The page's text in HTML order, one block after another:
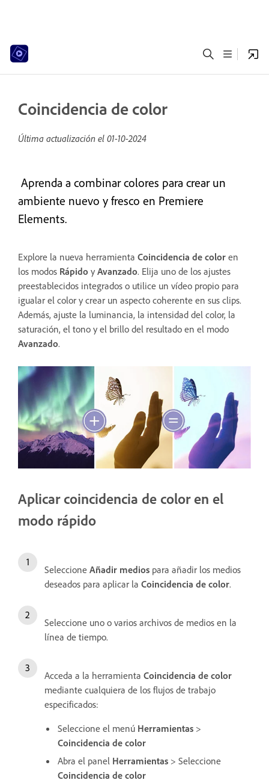
Coincidencia de color
Última actualización el 01-10-2024
Aprenda a combinar colores para crear un
ambiente nuevo y fresco en Premiere
Elements.
Explore la nueva herramienta Coincidencia de color en
los modos Rápido y Avanzado. Elija uno de los ajustes
preestablecidos integrados o utilice un vídeo propio para
igualar el color y crear un aspecto coherente en sus clips.
Además, ajuste la luminancia, la intensidad del color, la
saturación, el tono y el brillo del resultado en el modo
Avanzado.
Aplicar coincidencia de color en el
modo rápido
Seleccione Añadir medios para añadir los medios
deseados para aplicar la Coincidencia de color.
Seleccione uno o varios archivos de medios en la
línea de tiempo.
Acceda a la herramienta Coincidencia de color
mediante cualquiera de los flujos de trabajo
especificados:
Seleccione el menú Herramientas >
Coincidencia de color
Abra el panel Herramientas > Seleccione
Coincidencia de color